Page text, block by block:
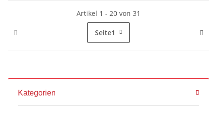
Artikel 1 - 20 von 31
Seite1
Kategorien